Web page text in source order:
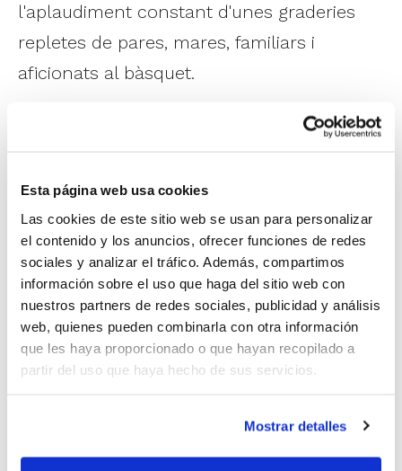
Esta página web usa cookies
Las cookies de este sitio web se usan para personalizar
el contenido y los anuncios, ofrecer funciones de redes
sociales y analizar el tráfico. Además, compartimos
información sobre el uso que haga del sitio web con
nuestros partners de redes sociales, publicidad y análisis
web, quienes pueden combinarla con otra información
que les haya proporcionado o que hayan recopilado a
partir del uso que haya hecho de sus servicios.
Mostrar detalles
l'aplaudiment constant d'unes graderies
repletes de pares, mares, familiars i
aficionats al bàsquet.
de 7
L'acte va comptar amb la presència del
regidor d'esportsVicent Aparisii